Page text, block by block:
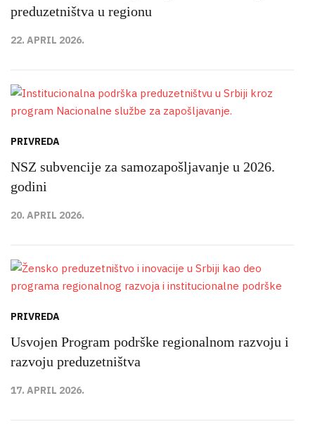
preduzetništva u regionu
22. APRIL 2026.
PRIVREDA
NSZ subvencije za samozapošljavanje u 2026.
godini
20. APRIL 2026.
PRIVREDA
Usvojen Program podrške regionalnom razvoju i
razvoju preduzetništva
17. APRIL 2026.